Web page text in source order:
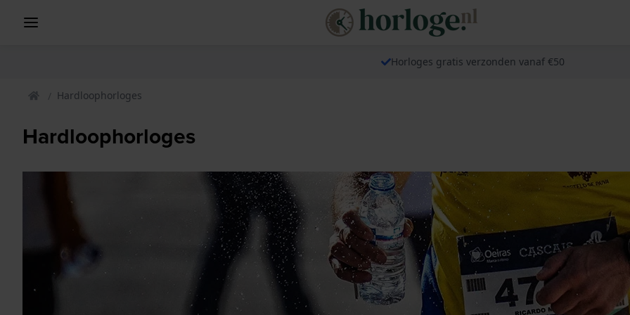
Horloges gratis verzonden vanaf €50
Hardloophorloges
Hardloophorloges